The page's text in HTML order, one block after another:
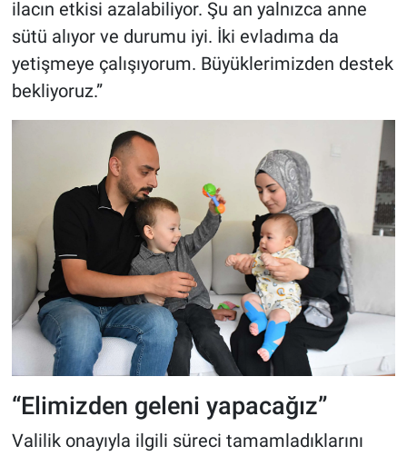
ilacın etkisi azalabiliyor. Şu an yalnızca anne
sütü alıyor ve durumu iyi. İki evladıma da
yetişmeye çalışıyorum. Büyüklerimizden destek
bekliyoruz.”
“Elimizden geleni yapacağız”
Valilik onayıyla ilgili süreci tamamladıklarını